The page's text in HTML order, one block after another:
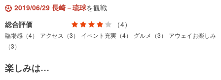
2019/06/29 長崎－琉球を観戦
総合評価
（4）
臨場感（4） アクセス（3） イベント充実（4） グルメ（3）
アウェイお楽しみ
（3）
楽しみは…